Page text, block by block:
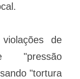
de
"pressão
"tortura